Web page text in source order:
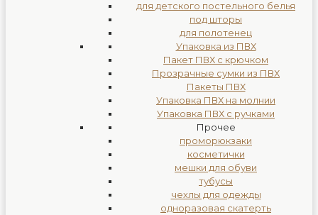
для детского постельного белья
под шторы
для полотенец
Упаковка из ПВХ
Пакет ПВХ с крючком
Прозрачные сумки из ПВХ
Пакеты ПВХ
Упаковка ПВХ на молнии
Упаковка ПВХ с ручками
Прочее
проморюкзаки
косметички
мешки для обуви
тубусы
чехлы для одежды
одноразовая скатерть